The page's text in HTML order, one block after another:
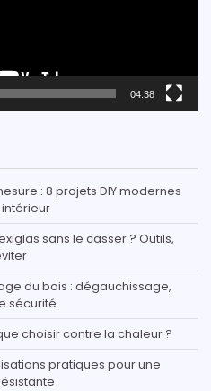
04:38
: 8 projets DIY modernes
sans le casser ? Outils,
du bois : dégauchissage,
sécurité
choisir contre la chaleur ?
pratiques pour une